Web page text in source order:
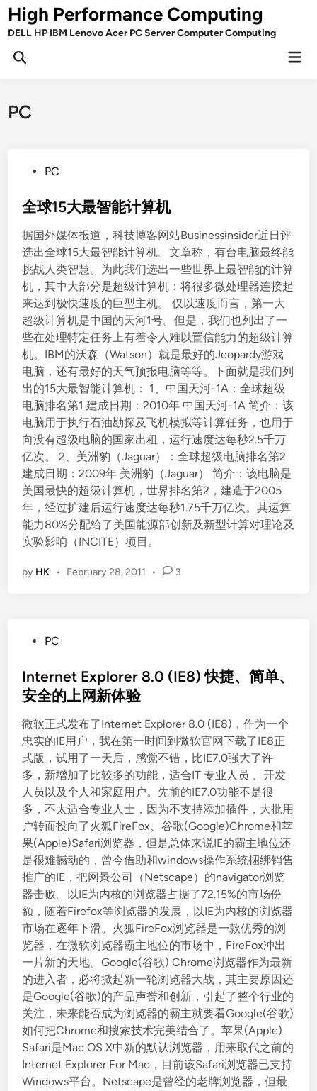
Skip
toHigh Performance Computing
DELL HP IBM Lenovo Acer PC Server Computer Computing
Open
PC
s
e
d
i
n
PC
全球15大最智能计算机
据国外媒体报道，科技博客网站Businessinsider近日评
选出全球15大最智能计算机。文章称，有台电脑最终能
挑战人类智慧。为此我们选出一些世界上最智能的计算
机，其中大部分是超级计算机：将很多微处理器连接起
来达到极快速度的巨型主机。 仅以速度而言，第一大
超级计算机是中国的天河1号。但是，我们也列出了一
些在处理特定任务上有着令人难以置信能力的超级计算
机。IBM的沃森（Watson）就是最好的Jeopardy游戏
电脑，还有最好的天气预报电脑等等。下面就是我们列
出的15大最智能计算机： 1、中国天河-1A：全球超级
电脑排名第1 建成日期：2010年 中国天河-1A 简介：该
电脑用于执行石油勘探及飞机模拟等计算任务，也用于
向没有超级电脑的国家出租，运行速度达每秒2.5千万
亿次。 2、美洲豹（Jaguar）：全球超级电脑排名第2
建成日期：2009年 美洲豹（Jaguar） 简介：该电脑是
美国最快的超级计算机，世界排名第2，建造于2005
年，经过扩建后运行速度达每秒1.75千万亿次。其运算
能力80%分配给了美国能源部创新及新型计算对理论及
实验影响（INCITE）项目。
by HK • February 28, 2011 • 3
s
t
d
i
n
PC
Internet Explorer 8.0 (IE8) 快捷、简单、
安全的上网新体验
微软正式发布了Internet Explorer 8.0 (IE8)，作为一个
忠实的IE用户，我在第一时间到微软官网下载了IE8正
式版，试用了一天后，感觉不错，比IE7.0强大了许
多，新增加了比较多的功能，适合IT 专业人员 、开发
人员以及个人和家庭用户。先前的IE7.0功能不是很
多，不太适合专业人士，因为不支持添加插件，大批用
户转而投向了火狐FireFox、谷歌(Google)Chrome和苹
果(Apple)Safari浏览器，但是总体来说IE的霸主地位还
是很难撼动的，曾今借助和windows操作系统捆绑销售
推广的IE，把网景公司（Netscape）的navigator浏览
器击败。以IE为内核的浏览器占据了72.15%的市场份
额，随着Firefox等浏览器的发展，以IE为内核的浏览器
市场在逐年下滑。火狐FireFox浏览器是一款优秀的浏
览器，在微软浏览器霸主地位的市场中，FireFox冲出
一片新的天地。Google(谷歌) Chrome浏览器作为最新
的进入者，必将掀起新一轮浏览器大战，其主要原因还
是Google(谷歌)的产品声誉和创新，引起了整个行业的
关注，未来能否成为浏览器的霸主就要看Google(谷歌)
如何把Chrome和搜索技术完美结合了。苹果(Apple)
Safari是Mac OS X中新的默认浏览器，用来取代之前的
Internet Explorer For Mac，目前该Safari浏览器已支持
Windows平台。Netscape是曾经的老牌浏览器，但最